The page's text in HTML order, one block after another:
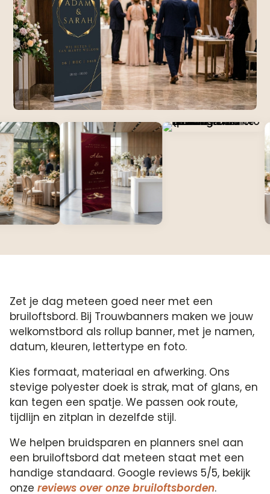
Zet je dag meteen goed neer met een
bruiloftsbord. Bij Trouwbanners maken we jouw
welkomstbord als rollup banner, met je namen,
datum, kleuren, lettertype en foto.
Kies formaat, materiaal en afwerking. Ons
stevige polyester doek is strak, mat of glans, en
kan tegen een spatje. We passen ook route,
tijdlijn en zitplan in dezelfde stijl.
We helpen bruidsparen en planners snel aan
een bruiloftsbord dat meteen staat met een
handige standaard. Google reviews 5/5, bekijk
onzereviews over onze bruiloftsborden.